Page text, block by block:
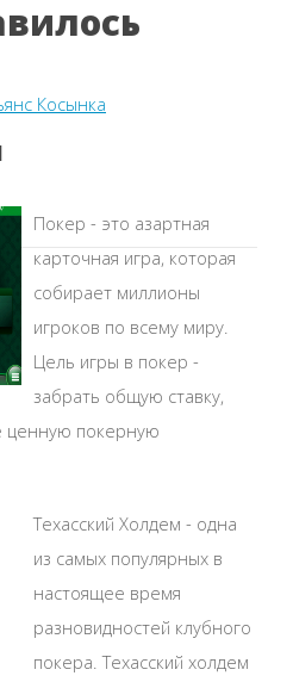
Покер - это азартная
карточная игра, которая
собирает миллионы
игроков по всему миру.
Цель игры в покер -
забрать общую ставку,
ценную покерную
Техасский Холдем - одна
из самых популярных в
настоящее время
разновидностей клубного
покера. Техасский холдем